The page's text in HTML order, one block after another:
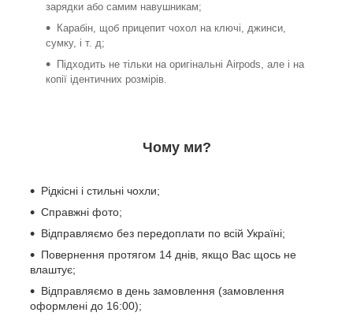
зарядки або самим навушникам;
Карабін, щоб прицепит чохол на ключі, джинси,
сумку, і т. д;
Підходить не тільки на оригінальні Airpods, але і на
копії ідентичних розмірів.
Чому ми?
Рідкісні і стильні чохли;
Справжні фото;
Відправляємо без передоплати по всій Україні;
Повернення протягом 14 днів, якщо Вас щось не
влаштує;
Відправляємо в день замовлення (замовлення
оформлені до 16:00);